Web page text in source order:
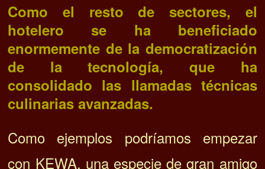
Como el resto de sectores, el
hotelero se ha beneficiado
enormemente de la democratización
de la tecnología, que ha
consolidado las llamadas técnicas
culinarias avanzadas.
Como ejemplos podríamos empezar
con KEWA, una especie de gran amigo